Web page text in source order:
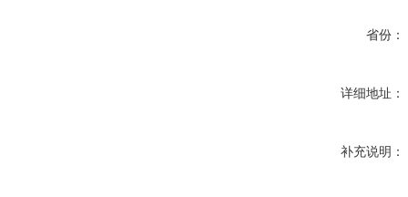
省份：
详细地址：
补充说明：